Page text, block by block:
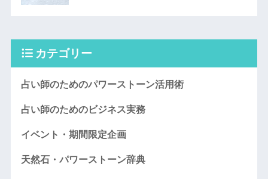
カテゴリー
占い師のためのパワーストーン活用術
占い師のためのビジネス実務
イベント・期間限定企画
天然石・パワーストーン辞典